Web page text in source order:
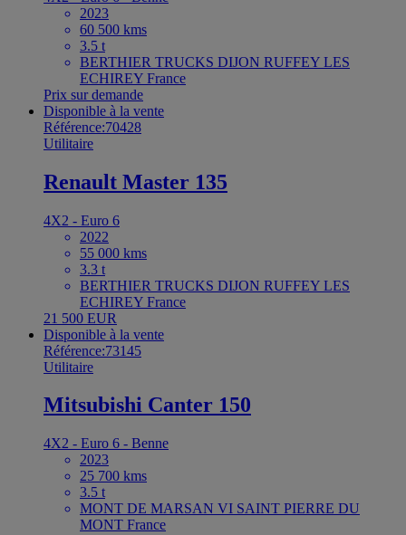
2023
60 500 kms
3.5 t
BERTHIER TRUCKS DIJON RUFFEY LES
ECHIREY France
Prix sur demande
Disponible à la vente
Référence:70428
Utilitaire
Renault Master 135
4X2 - Euro 6
2022
55 000 kms
3.3 t
BERTHIER TRUCKS DIJON RUFFEY LES
ECHIREY France
21 500 EUR
Disponible à la vente
Référence:73145
Utilitaire
Mitsubishi Canter 150
4X2 - Euro 6 - Benne
2023
25 700 kms
3.5 t
MONT DE MARSAN VI SAINT PIERRE DU
MONT France